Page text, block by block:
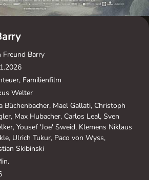
Freund Barry
Familienfilm
Welter
Büchenbacher, Mael Gallati, Christoph
Max Hubacher, Carlos Leal, Sven
Yousef 'Joe' Sweid, Klemens Niklaus
Ulrich Tukur, Paco von Wyss,
Skibinski